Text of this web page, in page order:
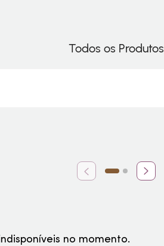
Todos os Produtos
no momento.